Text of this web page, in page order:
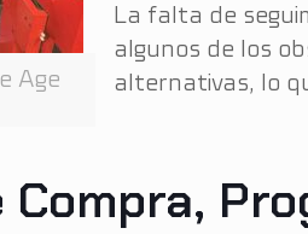
Age
La falta de
algunos de los
alternativas, lo